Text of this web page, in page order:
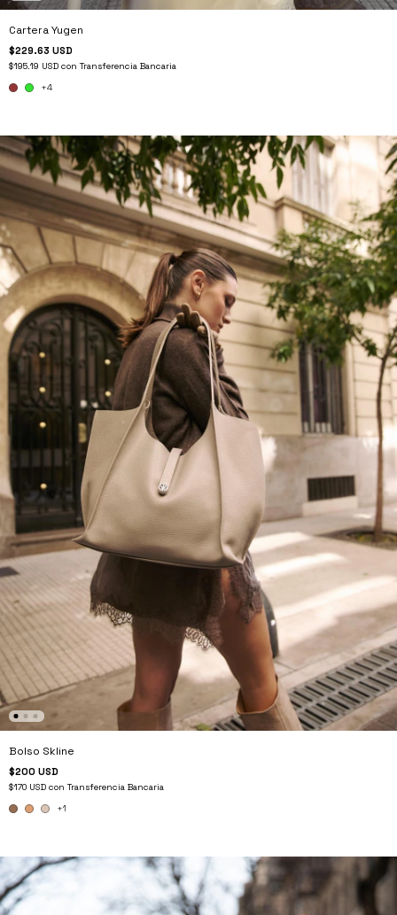
Cartera Yugen
$229.63 USD
$195.19 USD con Transferencia Bancaria
+4
Bolso Skline
$200 USD
$170 USD con Transferencia Bancaria
+1